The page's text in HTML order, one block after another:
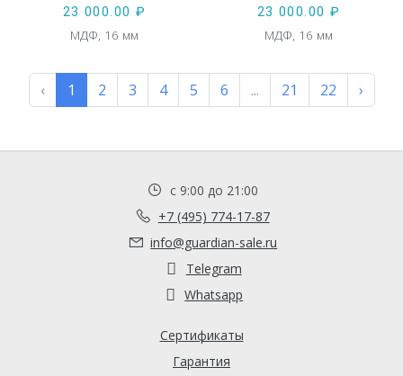
23 000.00 ₽
МДФ, 16 мм
23 000.00 ₽
МДФ, 16 мм
‹ 1 2 3 4 5 6 ... 21 22 ›
с 9:00 до 21:00
+7 (495) 774-17-87
info@guardian-sale.ru
Telegram
Whatsapp
Сертификаты
Гарантия